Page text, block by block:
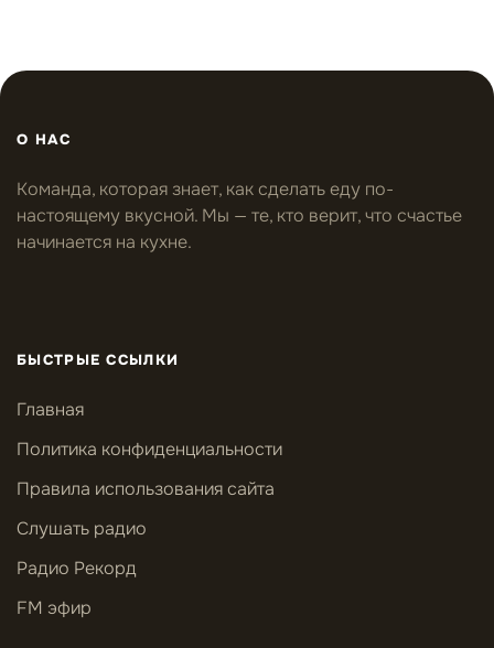
О НАС
Команда, которая знает, как сделать еду по-
настоящему вкусной. Мы — те, кто верит, что счастье
начинается на кухне.
БЫСТРЫЕ ССЫЛКИ
Главная
Политика конфиденциальности
Правила использования сайта
Слушать радио
Радио Рекорд
FM эфир